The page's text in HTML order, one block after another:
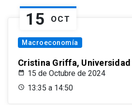
15 OCT
Macroeconomía
Cristina Griffa, Universidad
15 de Octubre de 2024
13:35 a 14:50